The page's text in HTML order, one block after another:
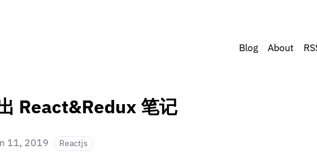
Blog About
React&Redux 笔记
11, 2019 Reactjs